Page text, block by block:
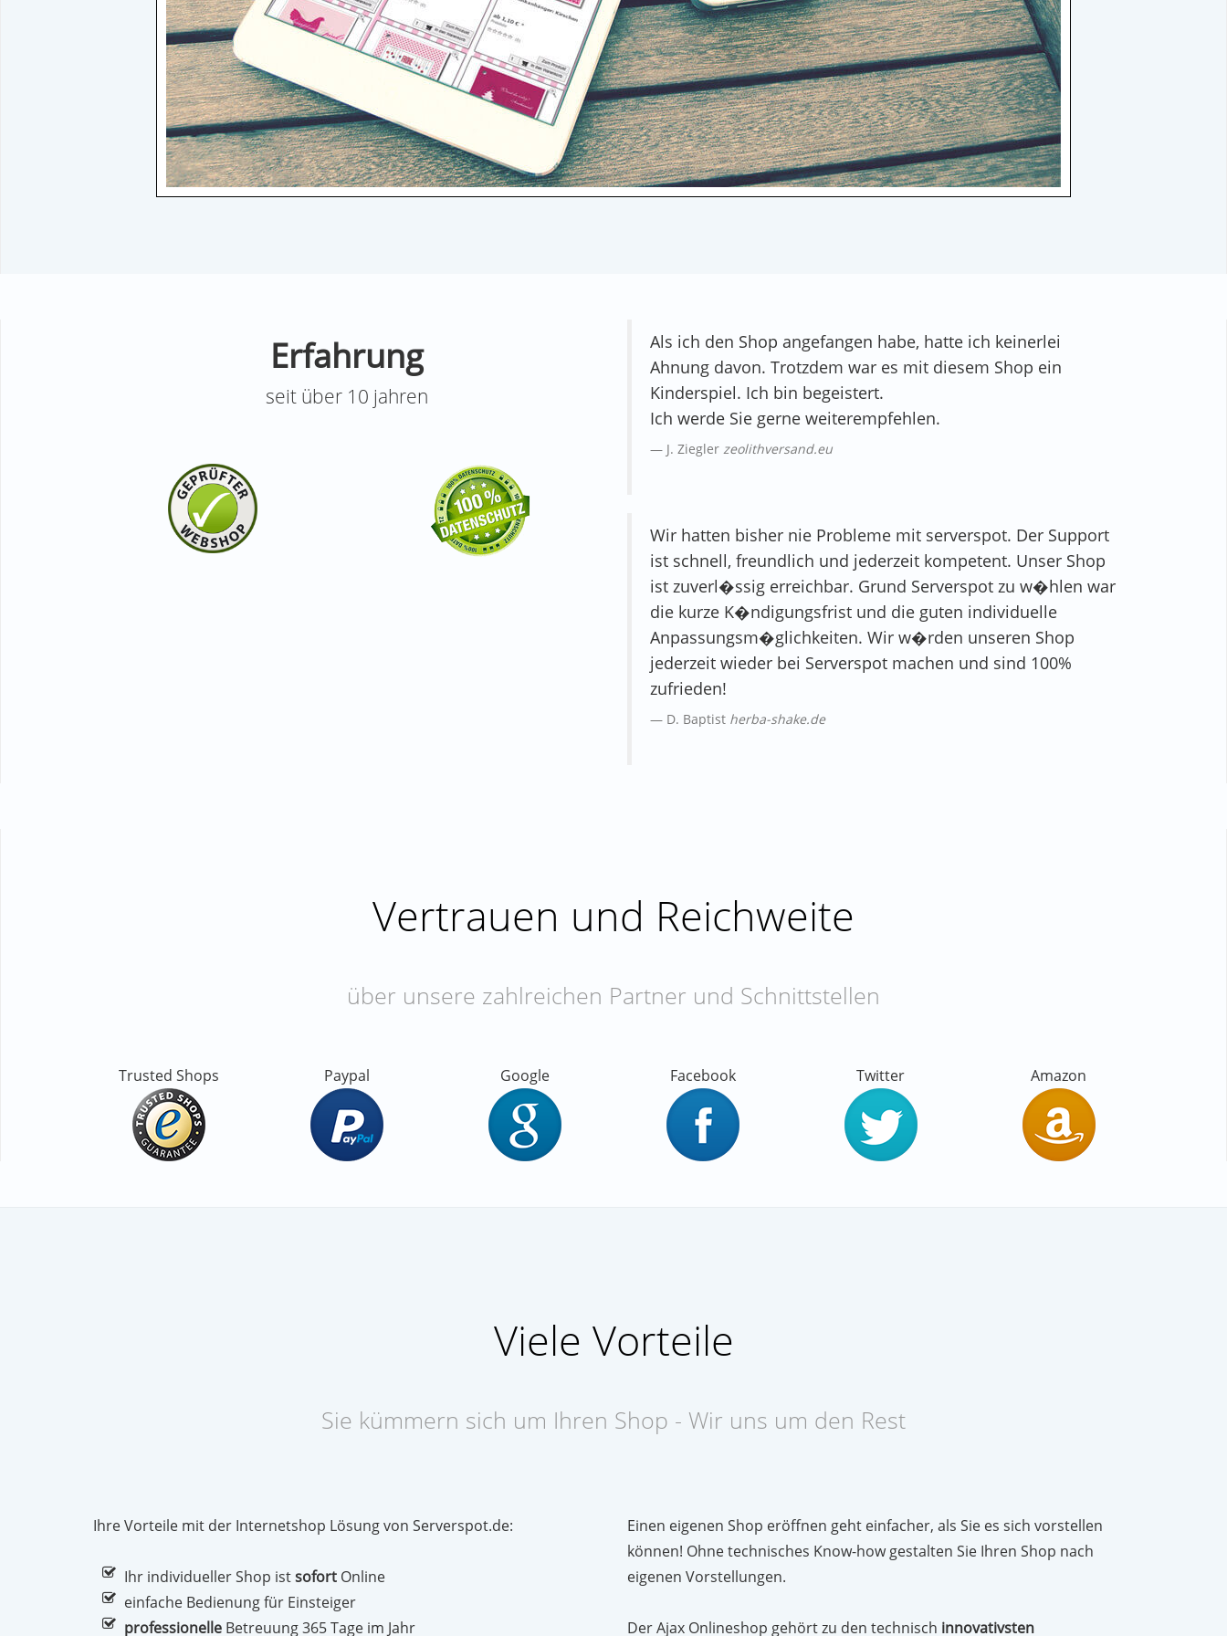
Erfahrung
seit über 10 jahren
Als ich den Shop angefangen habe, hatte ich keinerlei
Ahnung davon. Trotzdem war es mit diesem Shop ein
Kinderspiel. Ich bin begeistert.
Ich werde Sie gerne weiterempfehlen.
J. Ziegler zeolithversand.eu
Wir hatten bisher nie Probleme mit serverspot. Der Support
ist schnell, freundlich und jederzeit kompetent. Unser Shop
ist zuverl�ssig erreichbar. Grund Serverspot zu w�hlen war
die kurze K�ndigungsfrist und die guten individuelle
Anpassungsm�glichkeiten. Wir w�rden unseren Shop
jederzeit wieder bei Serverspot machen und sind 100%
zufrieden!
D. Baptist herba-shake.de
Vertrauen und Reichweite
über unsere zahlreichen Partner und Schnittstellen
Trusted Shops Paypal Google Facebook Twitter Amazon
Viele Vorteile
Sie kümmern sich um Ihren Shop - Wir uns um den Rest
Ihre Vorteile mit der Internetshop Lösung von Serverspot.de:
Ihr individueller Shop istsofort Online
einfache Bedienung für Einsteiger
professionelle Betreuung 365 Tage im Jahr
Einen eigenen Shop eröffnen geht einfacher, als Sie es sich vorstellen
können! Ohne technisches Know-how gestalten Sie Ihren Shop nach
eigenen Vorstellungen.
Der Ajax Onlineshop gehört zu den technisch innovativsten